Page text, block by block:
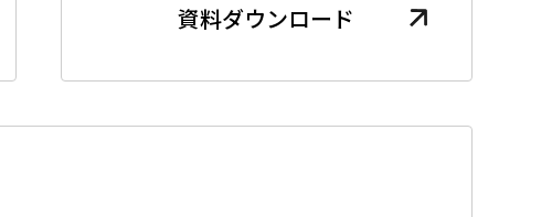
資料ダウンロード